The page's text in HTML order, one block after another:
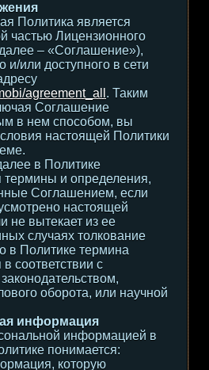
Политика является
частью Лицензионного
– «Соглашение»),
и/или доступного в сети
agreement_all . Таким
Соглашение
в нем способом, вы
настоящей Политики
в Политике
термины и определения,
Соглашением, если
настоящей
не вытекает из ее
случаях толкование
в Политике термина
соответствии с
оборота, или научной
информация
информацией в
понимается:
которую